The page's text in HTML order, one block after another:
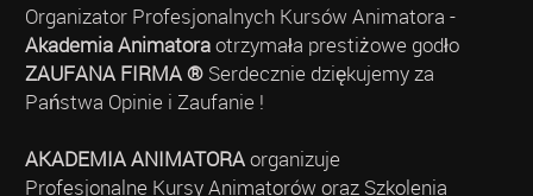
Organizator Profesjonalnych Kursów Animatora -
Akademia Animatoraotrzymała prestiżowe godło
ZAUFANA FIRMA ®Serdecznie dziękujemy za
Państwa Opinie i Zaufanie !
AKADEMIA ANIMATORAorganizuje
Profesjonalne Kursy Animatorów oraz Szkolenia